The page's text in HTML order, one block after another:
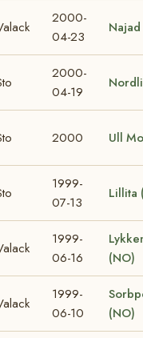
2000-
04-23
Najad
2000-
04-19
2000 Ull
1999-
07-13
Lillita
1999-
06-16
(NO)
1999-
06-10
(NO)